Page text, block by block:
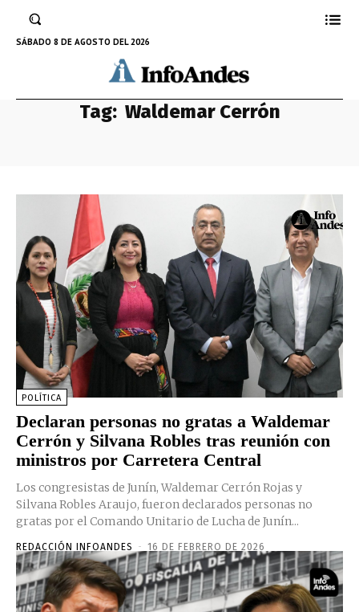
SÁBADO 8 DE AGOSTO DEL 2026
Tag: Waldemar Cerrón
POLÍTICA
Declaran personas no gratas a Waldemar
Cerrón y Silvana Robles tras reunión con
ministros por Carretera Central
Los congresistas de Junín, Waldemar Cerrón Rojas y
Silvana Robles Araujo, fueron declarados personas no
gratas por el Comando Unitario de Lucha de Junín...
REDACCIÓN INFOANDES - 16 DE FEBRERO DE 2026